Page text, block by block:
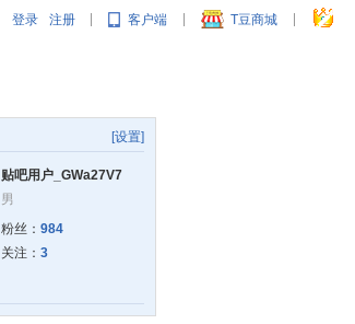
登录 注册 | 客户端 | T豆商城 |
[设置]
贴吧用户_GWa27V7
男
粉丝： 984
关注： 3